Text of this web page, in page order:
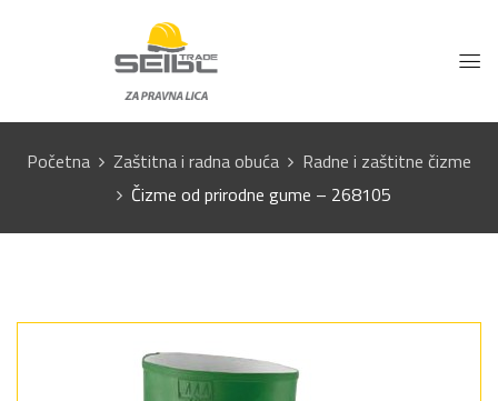
Početna Zaštitna i radna obuća
Radne i zaštitne čizme
Čizme od prirodne gume – 268105